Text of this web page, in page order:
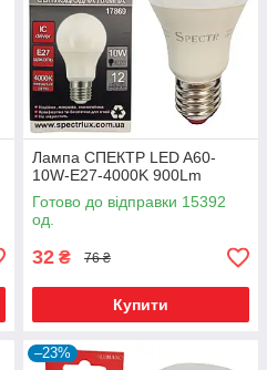
Лампа СПЕКТР LED A60-
10W-E27-4000K 900Lm
Готово до відправки 15392
од.
32 ₴ 76 ₴
Купити
–23%